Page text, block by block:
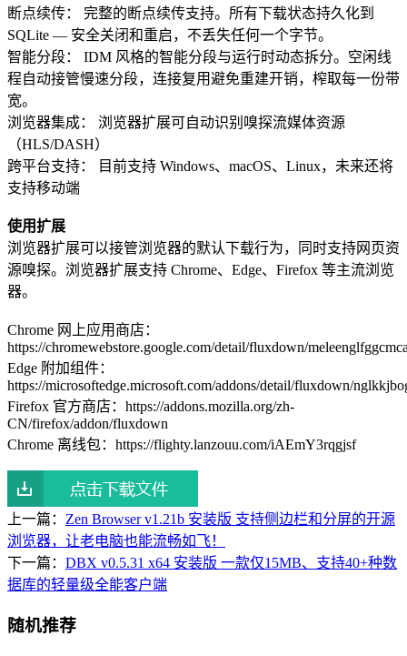
断点续传： 完整的断点续传支持。所有下载状态持久化到
SQLite — 安全关闭和重启，不丢失任何一个字节。
智能分段： IDM 风格的智能分段与运行时动态拆分。空闲线
程自动接管慢速分段，连接复用避免重建开销，榨取每一份带
宽。
浏览器集成： 浏览器扩展可自动识别嗅探流媒体资源
（HLS/DASH）
跨平台支持： 目前支持 Windows、macOS、Linux，未来还将
支持移动端
使用扩展
浏览器扩展可以接管浏览器的默认下载行为，同时支持网页资
源嗅探。浏览器扩展支持 Chrome、Edge、Firefox 等主流浏览
器。
Chrome 网上应用商店：
https://chromewebstore.google.com/detail/fluxdown/
Edge 附加组件：
https://microsoftedge.microsoft.com/addons/detail/fluxdown/
Firefox 官方商店：https://addons.mozilla.org/zh-
CN/firefox/addon/fluxdown
Chrome 离线包：https://flighty.lanzouu.com/iAEmY3rqgjsf
上一篇： Zen Browser v1.21b 安装版 支持侧边栏和分屏的开源
浏览器，让老电脑也能流畅如飞！
下一篇： DBX v0.5.31 x64 安装版 一款仅15MB、支持40+种数
据库的轻量级全能客户端
随机推荐